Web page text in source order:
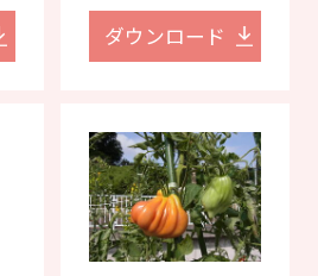
ダウンロード